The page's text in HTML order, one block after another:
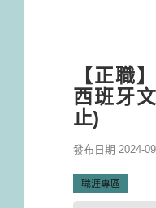
【正職
西班牙
止)
發布日期 2024-
職涯專區